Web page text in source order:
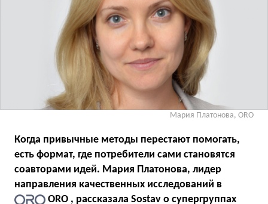
Мария Платонова, ORO
Когда привычные методы перестают помогать,
есть формат, где потребители сами становятся
соавторами идей. Мария Платонова, лидер
направления качественных исследований в
ORO , рассказала Sostav о супергруппах